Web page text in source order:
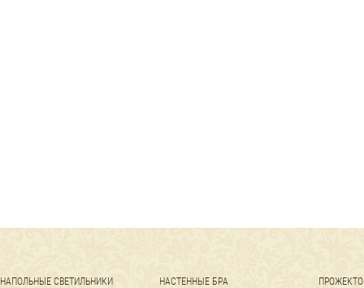
НАПОЛЬНЫЕ СВЕТИЛЬНИКИ
НАСТЕННЫЕ БРА